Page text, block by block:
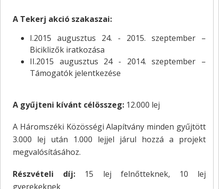
A Tekerj akció szakaszai:
I.2015 augusztus 24. - 2015. szeptember –
Biciklizők iratkozása
II.2015 augusztus 24 - 2014. szeptember –
Támogatók jelentkezése
A gyűjteni kívánt célösszeg: 12.000 lej
A Háromszéki Közösségi Alapítvány minden gyűjtött
3.000 lej után 1.000 lejjel járul hozzá a projekt
megvalósításához.
Részvételi díj: 15 lej felnőtteknek, 10 lej
gyerekeknek